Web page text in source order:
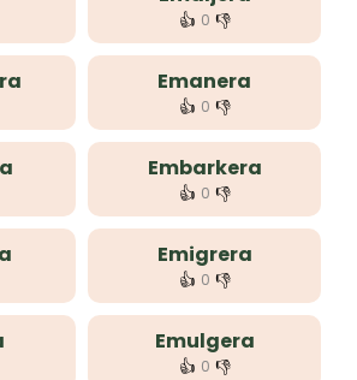
👍 0 👎
Emanera
👍 0 👎
Embarkera
👍 0 👎
Emigrera
👍 0 👎
Emulgera
👍 0 👎